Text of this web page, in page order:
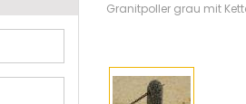
Granitpoller grau mit